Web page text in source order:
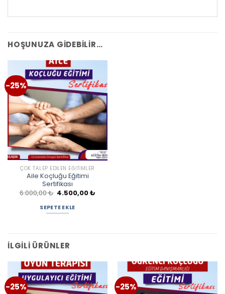
HOŞUNUZA GIDEBILIR…
-25%
ÇOK TALEP EDILEN EĞITIMLER
Aile Koçluğu Eğitimi
Sertifikası
6.000,00₺ Orijinal
fiyat:
6.000,00 ₺.
4.500,00₺
SEPETE EKLE
İLGILI ÜRÜNLER
-25% -25%